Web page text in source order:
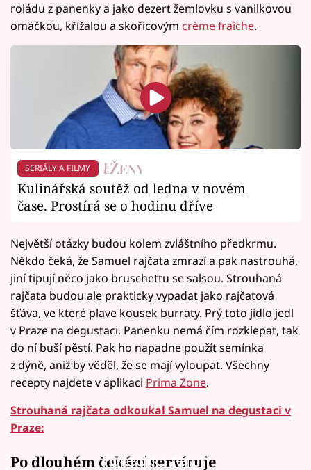
roládu z panenky a jako dezert žemlovku s vanilkovou
omáčkou, křížalou a skořicovým crème fraîche.
SERIÁLY A FILMY
Kulinářská soutěž od ledna v novém
čase. Prostírá se o hodinu dříve
Největší otázky budou kolem zvláštního předkrmu.
Někdo čeká, že Samuel rajčata zmrazí a pak nastrouhá,
jiní tipují něco jako bruschettu se salsou. Strouhaná
rajčata budou ale prakticky vypadat jako rajčatová
šťáva, ve které plave kousek burraty. Prý toto jídlo jedl
v Praze na degustaci. Panenku nemá čím rozklepat, tak
do ní buší pěstí. Pak ho napadne použít semínka
z dýně, aniž by věděl, že se mají vyloupat. Všechny
recepty najdete v aplikaci Prima Zone.
Strouhaná rajčata odkoukal Samuel na degustaci v
Praze:
Failed to fetch
Po dlouhém čekání servíruje